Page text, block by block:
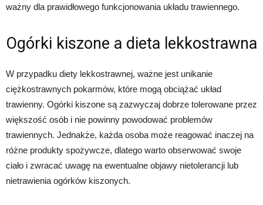
ważny dla prawidłowego funkcjonowania układu trawiennego.
Ogórki kiszone a dieta lekkostrawna
W przypadku diety lekkostrawnej, ważne jest unikanie
ciężkostrawnych pokarmów, które mogą obciążać układ
trawienny. Ogórki kiszone są zazwyczaj dobrze tolerowane przez
większość osób i nie powinny powodować problemów
trawiennych. Jednakże, każda osoba może reagować inaczej na
różne produkty spożywcze, dlatego warto obserwować swoje
ciało i zwracać uwagę na ewentualne objawy nietolerancji lub
nietrawienia ogórków kiszonych.